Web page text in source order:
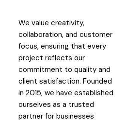
We value creativity,
collaboration, and customer
focus, ensuring that every
project reflects our
commitment to quality and
client satisfaction. Founded
in 2015, we have established
ourselves as a trusted
partner for businesses